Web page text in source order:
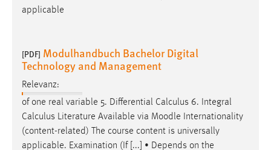
applicable
[PDF] Modulhandbuch Bachelor Digital
Technology and Management
Relevanz:
of one real variable 5. Differential Calculus 6. Integral
Calculus Literature Available via Moodle Internationality
(content-related) The course content is universally
applicable. Examination (If [...] • Depends on the
Zweck:
Das Cookie speichert die gewählte Sprache der Website.
Cookie Laufzeit:
Chat